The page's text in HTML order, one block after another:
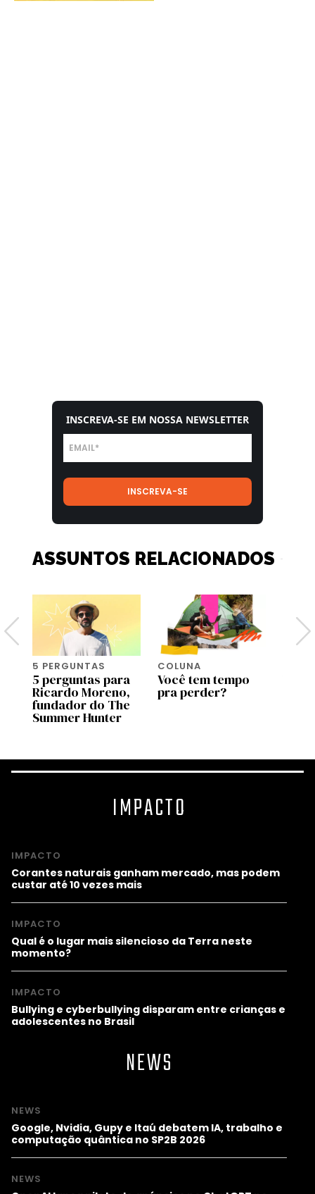
INSCREVA-SE EM NOSSA NEWSLETTER
ASSUNTOS RELACIONADOS
5 PERGUNTAS
5 perguntas para
Ricardo Moreno,
fundador do The
Summer Hunter
COLUNA
Você tem tempo
pra perder?
IMPACTO
IMPACTO
Corantes naturais ganham mercado, mas podem
custar até 10 vezes mais
IMPACTO
Qual é o lugar mais silencioso da Terra neste
momento?
IMPACTO
Bullying e cyberbullying disparam entre crianças e
adolescentes no Brasil
NEWS
NEWS
Google, Nvidia, Gupy e Itaú debatem IA, trabalho e
computação quântica no SP2B 2026
NEWS